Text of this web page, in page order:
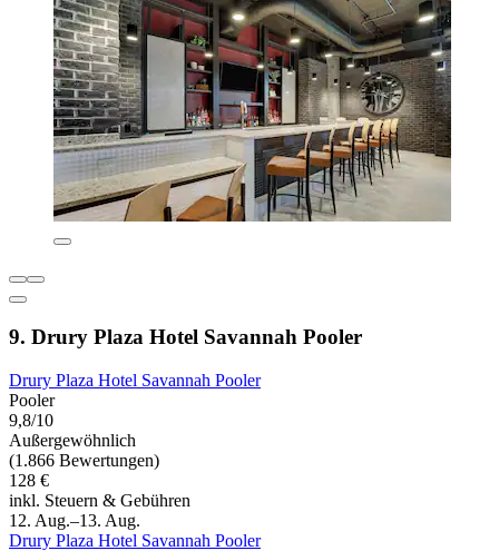
9. Drury Plaza Hotel Savannah Pooler
Drury Plaza Hotel Savannah Pooler
Pooler
9,8/10
Außergewöhnlich
(1.866 Bewertungen)
128 €
inkl. Steuern & Gebühren
12. Aug.–13. Aug.
Drury Plaza Hotel Savannah Pooler